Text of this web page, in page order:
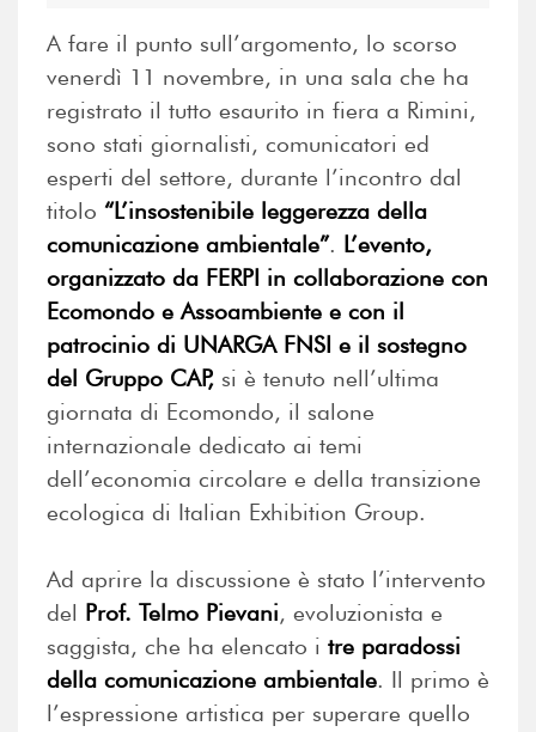
A fare il punto sull’argomento, lo scorso
venerdì 11 novembre, in una sala che ha
registrato il tutto esaurito in fiera a Rimini,
sono stati giornalisti, comunicatori ed
esperti del settore, durante l’incontro dal
titolo “L’insostenibile leggerezza della
comunicazione ambientale”. L’evento,
organizzato da FERPI in collaborazione con
Ecomondo e Assoambiente e con il
patrocinio di UNARGA FNSI e il sostegno
del Gruppo CAP, si è tenuto nell’ultima
giornata di Ecomondo, il salone
internazionale dedicato ai temi
dell’economia circolare e della transizione
ecologica di Italian Exhibition Group.
Ad aprire la discussione è stato l’intervento
del Prof. Telmo Pievani, evoluzionista e
saggista, che ha elencato i tre paradossi
della comunicazione ambientale. Il primo è
l’espressione artistica per superare quello